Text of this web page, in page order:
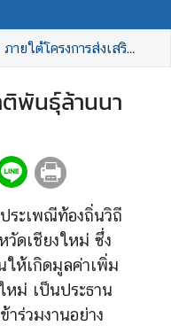
า ประจำปีงบประมาณ พ.ศ. 2569
พันธุ์ล้านนา
ระเพณีท้องถิ่นวิถี
วัดเชียงใหม่ ซึ่ง
ห้เกิดมูลค่าเพิ่ม
หม่ เป็นประธาน
ร่วมงานอย่าง